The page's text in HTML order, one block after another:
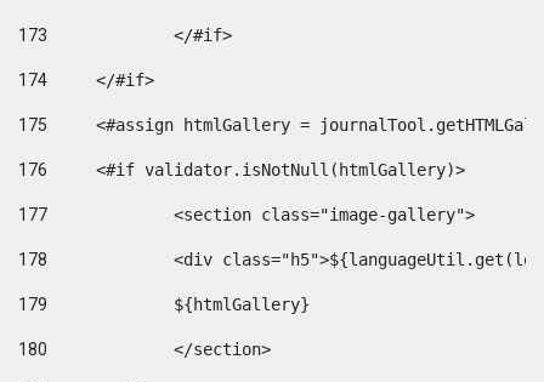
173
		</#if>
174
	</#if>
175
<#assign htmlGallery =
176
	<#if validator.isNotNull(htmlGallery)>
177
		<section class="image-gallery">
178
<div
179
		${htmlGallery}
180
		</section>